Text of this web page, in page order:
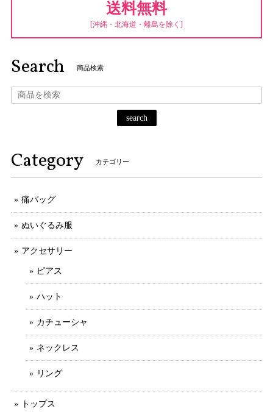
送料無料
[沖縄・北海道・離島を除く]
Search 商品検索
search
Category カテゴリー
痛バッグ
ぬいぐるみ服
アクセサリー
ピアス
ハット
カチューシャ
ネックレス
リング
トップス